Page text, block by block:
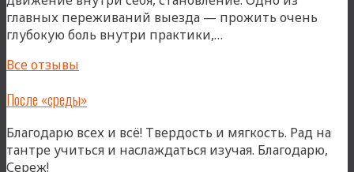
главных переживаний выезда — прожить очень
глубокую боль внутри практики,…
Все отзывы
После «среды»
Благодарю всех и всё! Твердость и мягкость. Рад на
тантре учиться и наслаждаться изучая. Благодарю,
Сереж!